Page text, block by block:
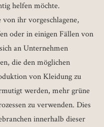
helfen möchte.
ihr vorgeschlagene,
oder in einigen Fällen von
an Unternehmen
die den möglichen
von Kleidung zu
werden, mehr grüne
zu verwenden. Dies
innerhalb dieser